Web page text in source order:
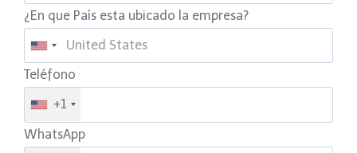
¿En que País esta ubicado la empresa?
Teléfono
+1
WhatsApp